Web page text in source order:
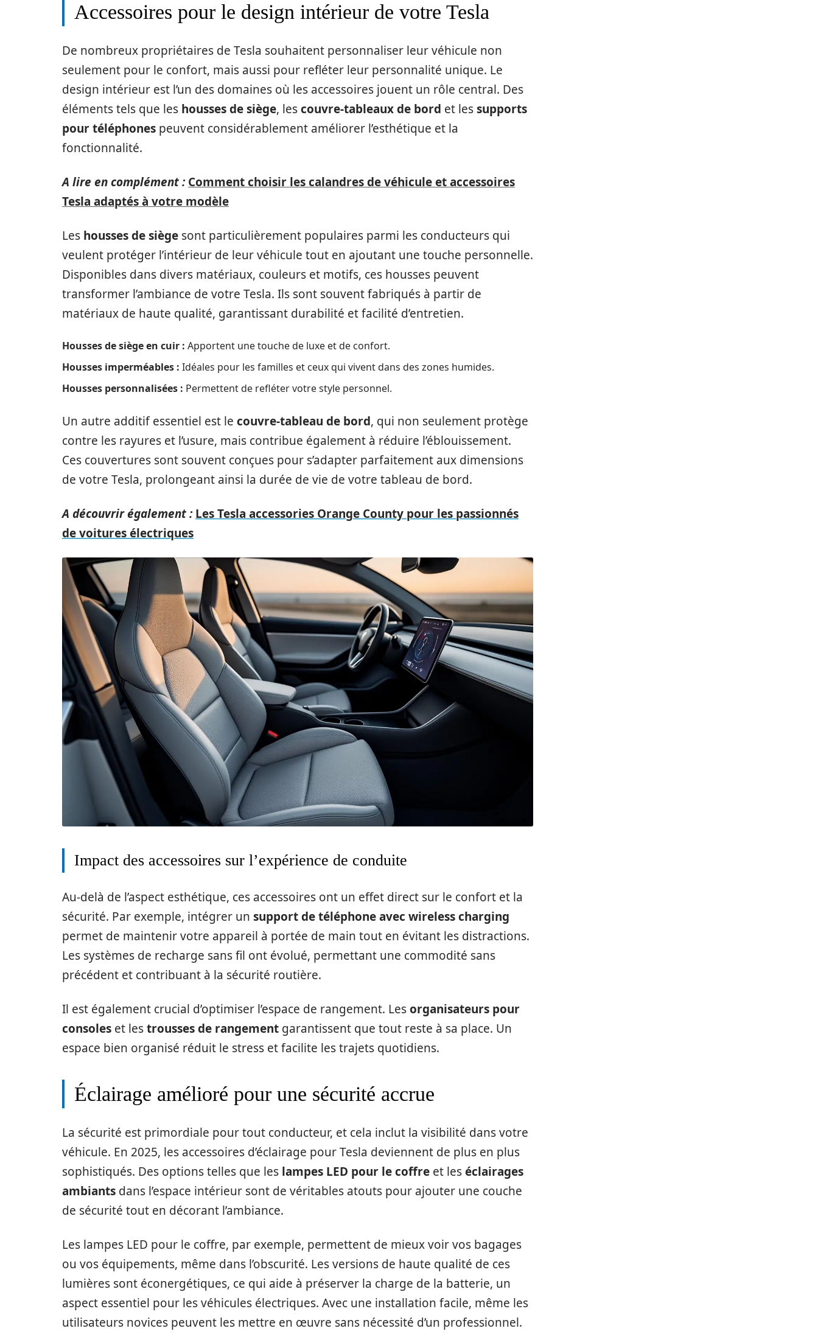
Accessoires pour le design intérieur de votre Tesla
De nombreux propriétaires de Tesla souhaitent personnaliser leur véhicule non
seulement pour le confort, mais aussi pour refléter leur personnalité unique. Le
design intérieur est l’un des domaines où les accessoires jouent un rôle central. Des
éléments tels que les housses de siège, lescouvre-tableaux de bord et lessupports
pour téléphones peuvent considérablement améliorer l’esthétique et la
fonctionnalité.
A lire en complément : Comment choisir les calandres de véhicule et accessoires
Tesla adaptés à votre modèle
Les housses de siège sont particulièrement populaires parmi les conducteurs qui
veulent protéger l’intérieur de leur véhicule tout en ajoutant une touche personnelle.
Disponibles dans divers matériaux, couleurs et motifs, ces housses peuvent
transformer l’ambiance de votre Tesla. Ils sont souvent fabriqués à partir de
matériaux de haute qualité, garantissant durabilité et facilité d’entretien.
Housses de siège en cuir : Apportent une touche de luxe et de confort.
Housses imperméables : Idéales pour les familles et ceux qui vivent dans des zones humides.
Housses personnalisées : Permettent de refléter votre style personnel.
Un autre additif essentiel est le couvre-tableau de bord, qui non seulement protège
contre les rayures et l’usure, mais contribue également à réduire l’éblouissement.
Ces couvertures sont souvent conçues pour s’adapter parfaitement aux dimensions
de votre Tesla, prolongeant ainsi la durée de vie de votre tableau de bord.
A découvrir également : Les Tesla accessories Orange County pour les passionnés
de voitures électriques
Impact des accessoires sur l’expérience de conduite
Au-delà de l’aspect esthétique, ces accessoires ont un effet direct sur le confort et la
sécurité. Par exemple, intégrer un support de téléphone avec wireless charging
permet de maintenir votre appareil à portée de main tout en évitant les distractions.
Les systèmes de recharge sans fil ont évolué, permettant une commodité sans
précédent et contribuant à la sécurité routière.
Il est également crucial d’optimiser l’espace de rangement. Lesorganisateurs pour
consoles et lestrousses de rangement garantissent que tout reste à sa place. Un
espace bien organisé réduit le stress et facilite les trajets quotidiens.
Éclairage amélioré pour une sécurité accrue
La sécurité est primordiale pour tout conducteur, et cela inclut la visibilité dans votre
véhicule. En 2025, les accessoires d’éclairage pour Tesla deviennent de plus en plus
sophistiqués. Des options telles que les lampes LED pour le coffre et leséclairages
ambiants dans l’espace intérieur sont de véritables atouts pour ajouter une couche
de sécurité tout en décorant l’ambiance.
Les lampes LED pour le coffre, par exemple, permettent de mieux voir vos bagages
ou vos équipements, même dans l’obscurité. Les versions de haute qualité de ces
lumières sont éconergétiques, ce qui aide à préserver la charge de la batterie, un
aspect essentiel pour les véhicules électriques. Avec une installation facile, même les
utilisateurs novices peuvent les mettre en œuvre sans nécessité d’un professionnel.